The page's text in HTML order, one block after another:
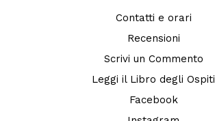
Contatti e orari
Recensioni
Scrivi un Commento
Leggi il Libro degli Ospiti
Facebook